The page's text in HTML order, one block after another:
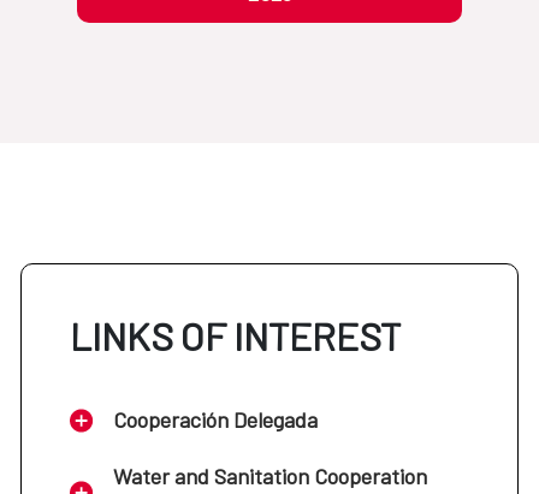
LINKS OF INTEREST
Cooperación Delegada
Water and Sanitation Cooperation